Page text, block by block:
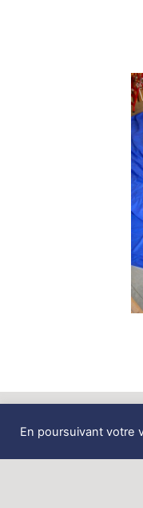
En poursuivant votre